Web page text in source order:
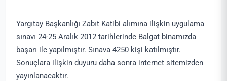
Yargıtay Başkanlığı Zabıt Katibi alımına ilişkin uygulama
sınavı 24-25 Aralık 2012 tarihlerinde Balgat binamızda
başarı ile yapılmıştır. Sınava 4250 kişi katılmıştır.
Sonuçlara ilişkin duyuru daha sonra internet sitemizden
yayınlanacaktır.